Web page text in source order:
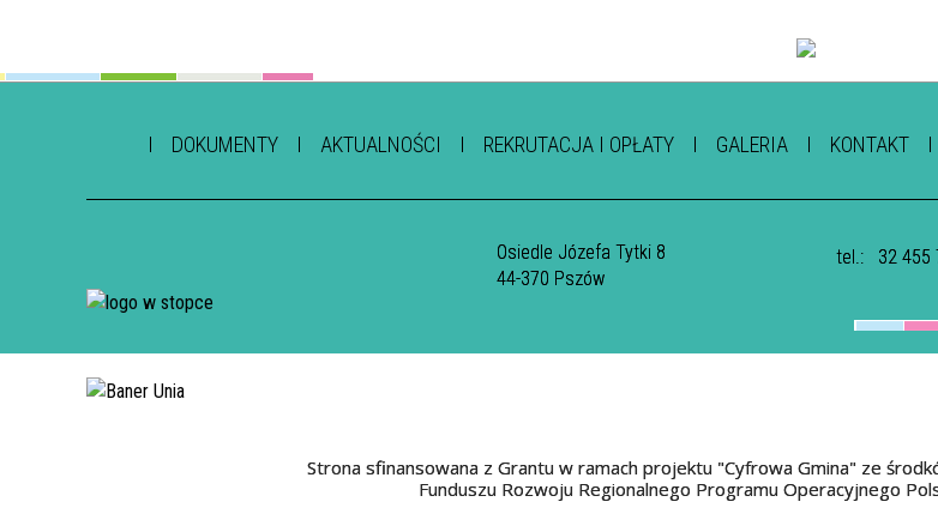
DOKUMENTY AKTUALNOŚCI REKRUTACJA I OPŁATY GALERIA KONTAKT
Osiedle Józefa Tytki 8
44-370 Pszów
tel.: 32 455
Strona sfinansowana z Grantu w ramach projektu "Cyfrowa Gmina" ze
Funduszu Rozwoju Regionalnego Programu Operacyjnego